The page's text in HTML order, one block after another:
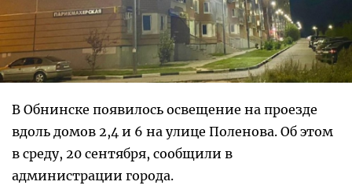
В Обнинске появилось освещение на проезде
вдоль домов 2,4 и 6 на улице Поленова. Об этом
в среду, 20 сентября, сообщили в
администрации города.